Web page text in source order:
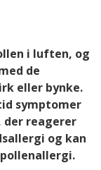
i luften, og
de
eller bynke.
symptomer
der reagerer
og kan